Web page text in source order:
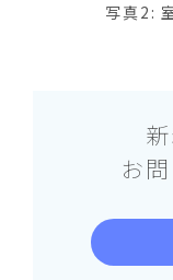
写真2:
お